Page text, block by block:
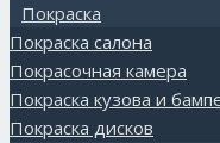
Покраска
Покраска салона
Покрасочная камера
Покраска кузова и
Покраска дисков